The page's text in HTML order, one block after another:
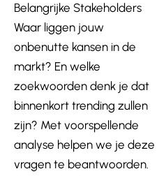
Belangrijke Stakeholders
Waar liggen jouw
onbenutte kansen in de
markt? En welke
zoekwoorden denk je dat
binnenkort trending zullen
zijn? Met voorspellende
analyse helpen we je deze
vragen te beantwoorden.